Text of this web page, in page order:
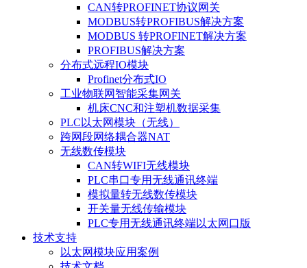
CAN转PROFINET协议网关
MODBUS转PROFIBUS解决方案
MODBUS 转PROFINET解决方案
PROFIBUS解决方案
分布式远程IO模块
Profinet分布式IO
工业物联网智能采集网关
机床CNC和注塑机数据采集
PLC以太网模块（无线）
跨网段网络耦合器NAT
无线数传模块
CAN转WIFI无线模块
PLC串口专用无线通讯终端
模拟量转无线数传模块
开关量无线传输模块
PLC专用无线通讯终端以太网口版
技术支持
以太网模块应用案例